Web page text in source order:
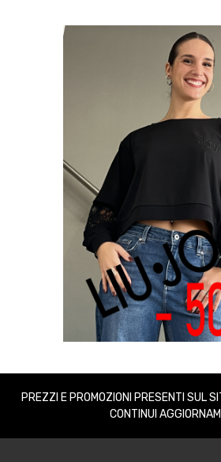
PREZZI E PROMOZIONI PRESENTI SUL
CONTINUI